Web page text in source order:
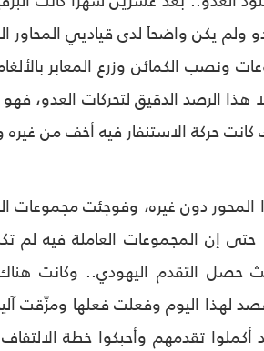
ولم يكن واضحاً لدى قياديي
ونصب الكمائن وزرع المعابر
هذا الرصد الدقيق لتحركات العدو،
حركة الاستنفار فيه أخف من
المحور دون غيره، وفوجئت مجموعات
إن المجموعات العاملة فيه لم
حصل التقدم اليهودي.. وكانت
قصد لهذا اليوم وفعلت فعلها ومزّقت
تقدمهم وأحبكوا خطة الالتفاف